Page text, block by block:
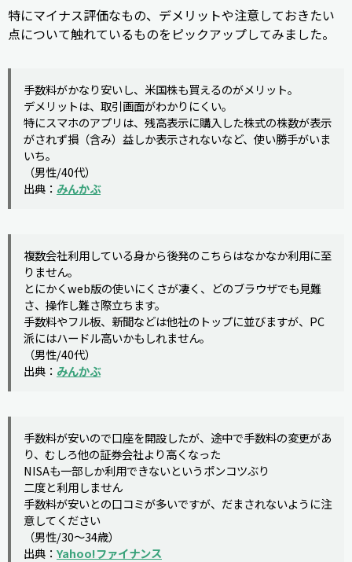
特にマイナス評価なもの、デメリットや注意しておきたい
点について触れているものをピックアップしてみました。
手数料がかなり安いし、米国株も買えるのがメリット。
デメリットは、取引画面がわかりにくい。
特にスマホのアプリは、残高表示に購入した株式の株数が表示
がされず損（含み）益しか表示されないなど、使い勝手がいま
いち。
（男性/40代）
出典： みんかぶ
複数会社利用している身から後発のこちらはなかなか利用に至
りません。
とにかくweb版の使いにくさが凄く、どのブラウザでも見難
さ、操作し難さ際立ちます。
手数料やフル板、新聞などは他社のトップに並びますが、PC
派にはハードル高いかもしれません。
（男性/40代）
出典： みんかぶ
手数料が安いので口座を開設したが、途中で手数料の変更があ
り、むしろ他の証券会社より高くなった
NISAも一部しか利用できないというポンコツぶり
二度と利用しません
手数料が安いとの口コミが多いですが、だまされないように注
意してください
（男性/30～34歳）
出典： Yahoo!ファイナンス